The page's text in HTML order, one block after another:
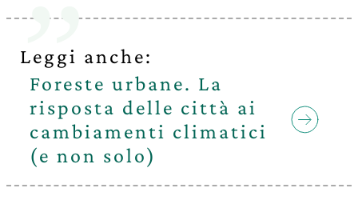
Leggi anche:
Foreste urbane. La
risposta delle città ai
cambiamenti climatici
(e non solo)